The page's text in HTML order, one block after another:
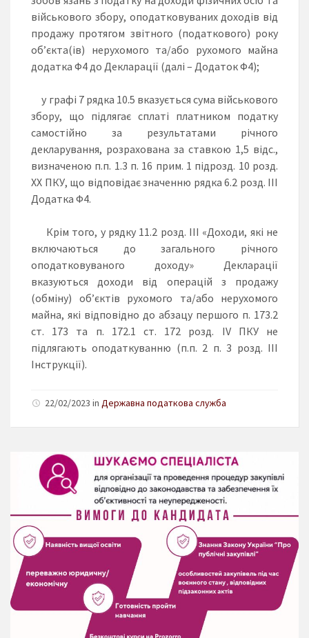
військового збору, оподатковуваних доходів від
продажу протягом звітного (податкового) року
об’єкта(ів) нерухомого та/або рухомого майна
додатка Ф4 до Декларації (далі – Додаток Ф4);
у графі 7 рядка 10.5 вказується сума військового
збору, що підлягає сплаті платником податку
самостійно за результатами річного
декларування, розрахована за ставкою 1,5 відс.,
визначеною п.п. 1.3 п. 16 прим. 1 підрозд. 10 розд.
XX ПКУ, що відповідає значенню рядка 6.2 розд. III
Додатка Ф4.
Крім того, у рядку 11.2 розд. III «Доходи, які не
включаються до загального річного
оподатковуваного доходу» Декларації
вказуються доходи від операцій з продажу
(обміну) об’єктів рухомого та/або нерухомого
майна, які відповідно до абзацу першого п. 173.2
ст. 173 та п. 172.1 ст. 172 розд. IV ПКУ не
підлягають оподаткуванню (п.п. 2 п. 3 розд. III
Інструкції).
22/02/2023 in Державна податкова служба